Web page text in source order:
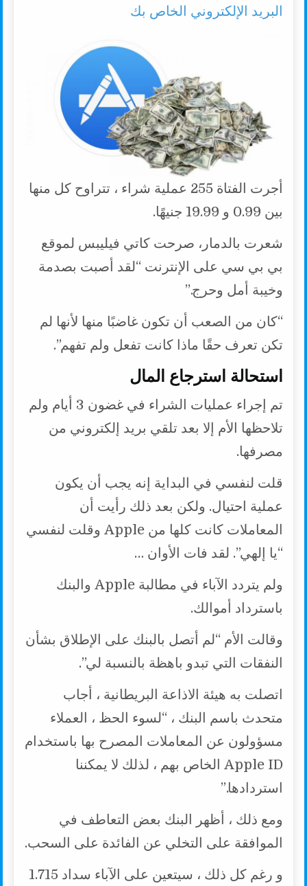
البريد الإلكتروني الخاص بك
أجرت الفتاة 255 عملية شراء ، تتراوح كل منها
بين 0.99 و 19.99 جنيهًا.
شعرت بالدمار، صرحت كاتي فيليبس لموقع
بي بي سي على الإنترنت “لقد أصبت بصدمة
وخيبة أمل وحرج.”
“كان من الصعب أن تكون غاضبًا منها لأنها لم
تكن تعرف حقًا ماذا كانت تفعل ولم تفهم”.
استحالة استرجاع المال
تم إجراء عمليات الشراء في غضون 3 أيام ولم
تلاحظها الأم إلا بعد تلقي بريد إلكتروني من
مصرفها.
قلت لنفسي في البداية إنه يجب أن يكون
عملية احتيال. ولكن بعد ذلك رأيت أن
المعاملات كانت كلها من Apple وقلت لنفسي
“يا إلهي”. لقد فات الأوان …
ولم يتردد الآباء في مطالبة Apple والبنك
باسترداد أموالك.
وقالت الأم “لم أتصل بالبنك على الإطلاق بشأن
النفقات التي تبدو باهظة بالنسبة لي”.
اتصلت به هيئة الاذاعة البريطانية ، أجاب
متحدث باسم البنك ، “لسوء الحظ ، العملاء
مسؤولون عن المعاملات المصرح بها باستخدام
Apple ID الخاص بهم ، لذلك لا يمكننا
استردادها.”
ومع ذلك ، أظهر البنك بعض التعاطف في
الموافقة على التخلي عن الفائدة على السحب.
و رغم كل ذلك ، سيتعين على الآباء سداد 1.715